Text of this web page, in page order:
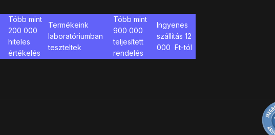
Több mint
200 000
hiteles
értékelés
Termékeink
laboratóriumban
teszteltek
Több mint
900 000
teljesített
rendelés
Ingyenes
szállítás 12
000 Ft-tól